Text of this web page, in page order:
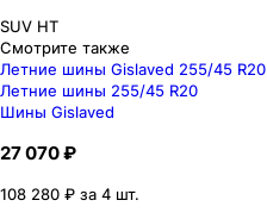
SUV HT
Смотрите также
Летние шины Gislaved 255/45 R20
Летние шины 255/45 R20
Шины Gislaved
27 070 ₽
108 280 ₽ за 4 шт.